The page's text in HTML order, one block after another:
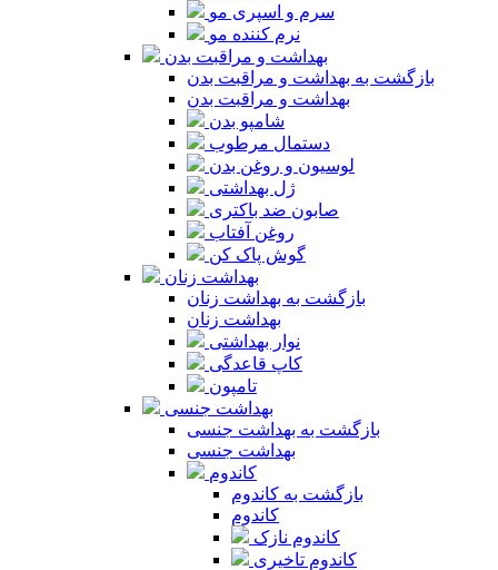
سرم و اسپری مو
نرم کننده مو
بهداشت و مراقبت بدن
بازگشت به بهداشت و مراقبت بدن
بهداشت و مراقبت بدن
شامپو بدن
دستمال مرطوب
لوسیون و روغن بدن
ژل بهداشتی
صابون ضد باکتری
روغن آفتاب
گوش پاک کن
بهداشت زنان
بازگشت به بهداشت زنان
بهداشت زنان
نوار بهداشتی
کاپ قاعدگی
تامپون
بهداشت جنسی
بازگشت به بهداشت جنسی
بهداشت جنسی
کاندوم
بازگشت به کاندوم
کاندوم
کاندوم نازک
کاندوم تاخیری